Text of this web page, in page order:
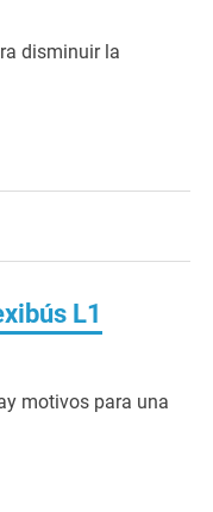
disminuir la
L1
motivos para una